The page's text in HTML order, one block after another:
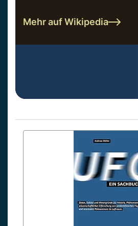
Mehr auf Wikipedia